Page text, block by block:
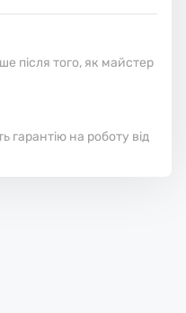
після того, як майстер
гарантію на роботу від